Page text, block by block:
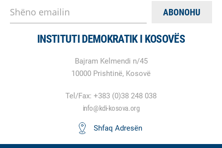
Shëno emailin
INSTITUTI DEMOKRATIK I KOSOVËS
Bajram Kelmendi n/45
10000 Prishtinë, Kosovë
Tel/Fax: +383 (0)38 248 038
info@kdi-kosova.org
Shfaq Adresën